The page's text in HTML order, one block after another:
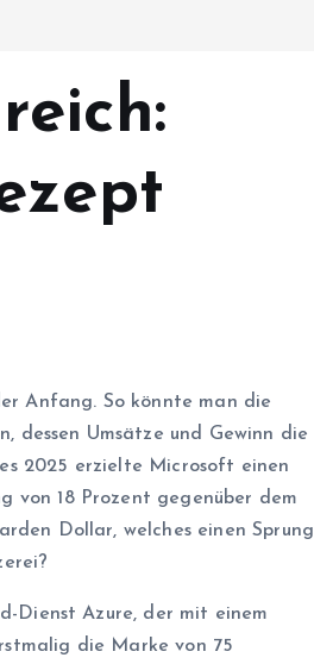
Anfang. So könnte man die
dessen Umsätze und Gewinn die
2025 erzielte Microsoft einen
von 18 Prozent gegenüber dem
Dollar, welches einen Sprung
Dienst Azure, der mit einem
die Marke von 75